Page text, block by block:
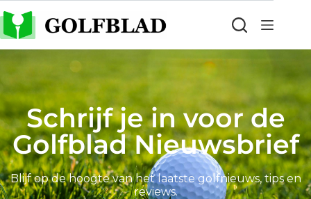
Schrijf je in voor de
Golfblad Nieuwsbrief
Blijf op de hoogte van het laatste golfnieuws, tips en
reviews.